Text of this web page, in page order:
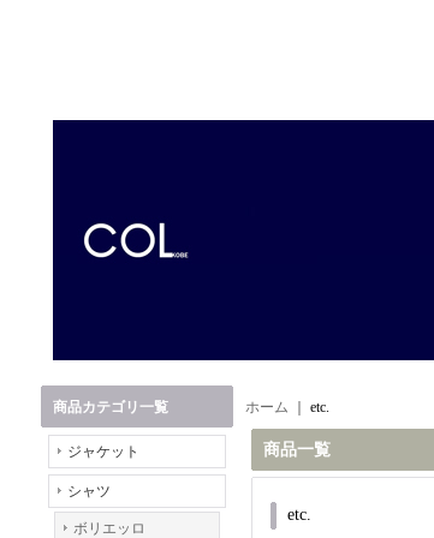
商品カテゴリ一覧
ジャケット
シャツ
ボリエッロ
ホーム etc.
商品一覧
etc.